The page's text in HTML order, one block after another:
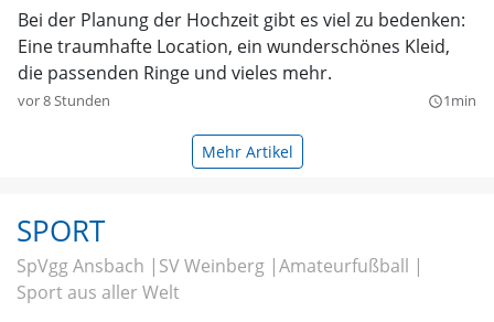
Bei der Planung der Hochzeit gibt es viel zu bedenken:
Eine traumhafte Location, ein wunderschönes Kleid,
die passenden Ringe und vieles mehr.
vor 8 Stunden query_builder1min
Mehr Artikel
SPORT
SpVgg Ansbach SV Weinberg Amateurfußball
Sport aus aller Welt